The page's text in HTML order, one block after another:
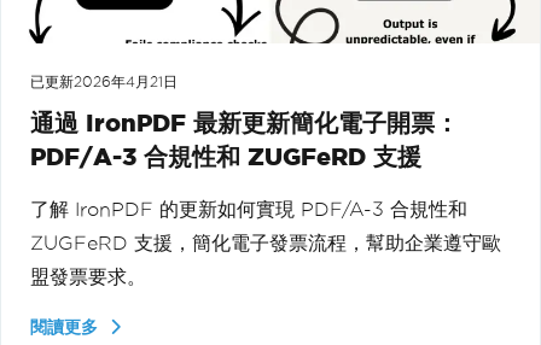
已更新2026年4月21日
通過 IronPDF 最新更新簡化電子開票：
PDF/A-3 合規性和 ZUGFeRD 支援
了解 IronPDF 的更新如何實現 PDF/A-3 合規性和
ZUGFeRD 支援，簡化電子發票流程，幫助企業遵守歐
盟發票要求。
閱讀更多